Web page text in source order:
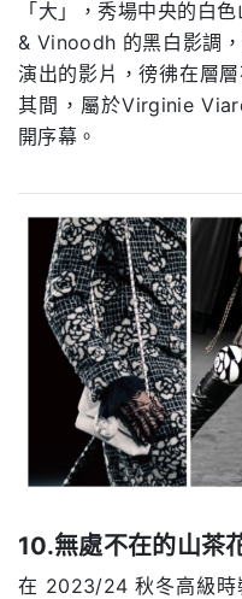
「大」，秀場中央的白
& Vinoodh 的黑白影調
演出的影片，徬彿在層
其間，屬於Virginie
開序幕。
10.無處不在的山茶
在 2023/24 秋冬高級時